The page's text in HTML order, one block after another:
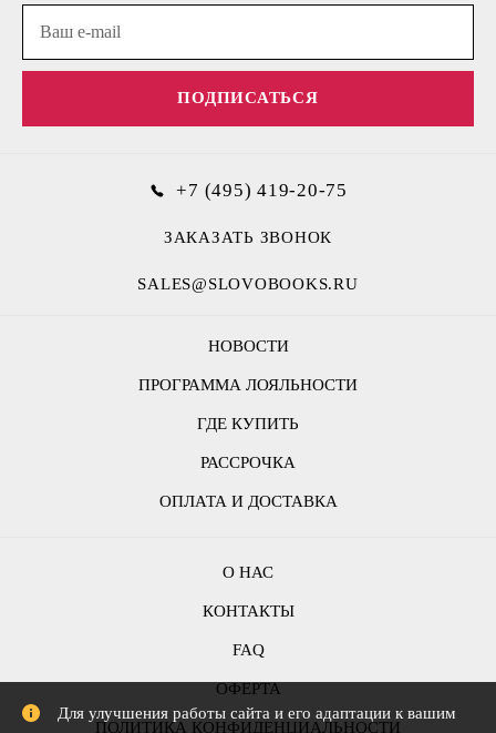
НОВОСТИ
ПРОГРАММА ЛОЯЛЬНОСТИ
ГДЕ КУПИТЬ
РАССРОЧКА
ОПЛАТА И ДОСТАВКА
ПОДПИСАТЬСЯ
О НАС
КОНТАКТЫ
FAQ
ОФЕРТА
ПОЛИТИКА КОНФИДЕНЦИАЛЬНОСТИ
+7 (495) 419-20-75
ЗАКАЗАТЬ ЗВОНОК
SALES@SLOVOBOOKS.RU
Для улучшения работы сайта и его адаптации к вашим